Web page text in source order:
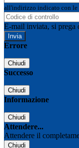
all'indirizzo indicato con le
E-mail inviata, si prega
Errore
Chiudi
Successo
Chiudi
Informazione
Chiudi
Attendere...
Attendere il
Chiudi